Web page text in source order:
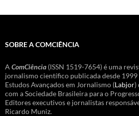
SOBRE A COMCIÊNCIA
A ComCiência (ISSN 1519-7654) é uma
jornalismo científico publicada desde
Estudos Avançados em Jornalismo (Labjor)
com a Sociedade Brasileira para o
Editores executivos e jornalistas
Ricardo Muniz.